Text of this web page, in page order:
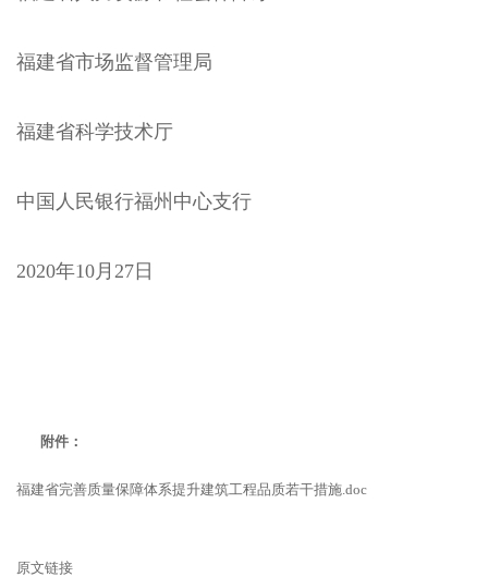
福建省市场监督管理局
福建省科学技术厅
中国人民银行福州中心支行
2020年10月27日
附件：
福建省完善质量保障体系提升建筑工程品质若干措施.doc
原文链接